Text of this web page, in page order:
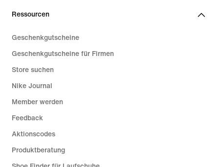
Ressourcen
Geschenkgutscheine
Geschenkgutscheine für Firmen
Store suchen
Nike Journal
Member werden
Feedback
Aktionscodes
Produktberatung